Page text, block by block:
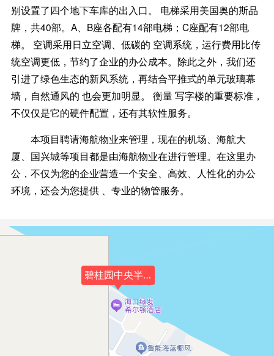
别设置了四个地下车库的出入口。 电梯采用美国奥的斯品
牌，共40部。A、B座各配有14部电梯；C座配有12部电
梯。 空调采用日立空调、低碳的 空调系统，运行费用比传
统空调更低，节约了企业的办公成本。除此之外，我们还
引进了绿色生态的新风系统，再结合平推式的单元玻璃幕
墙，自然通风的 也会更加明显。 衡量 写字楼的重要标准，
不仅仅是它的硬件配置，还有其软性服务。
本项目聘请海航物业来管理，现在的机场、海航大
厦、国兴城等项目都是由海航物业在进行管理。在这里办
公，不仅为您的企业营造一个安全、高效、人性化的办公
环境，还会为您提供 、专业的物管服务。